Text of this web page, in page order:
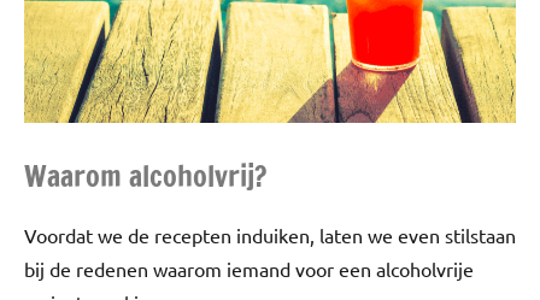
Waarom alcoholvrij?
Voordat we de recepten induiken, laten we even stilstaan
bij de redenen waarom iemand voor een alcoholvrije